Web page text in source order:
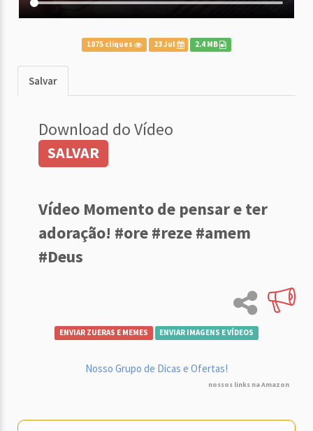
1075 cliques 23 Jul 2.4 MB
Salvar
Download do Vídeo
SALVAR
Vídeo Momento de pensar e ter
adoração! #ore #reze #amem
#Deus
ENVIAR ZUERAS E MEMES ENVIAR IMAGENS E VÍDEOS
Nosso Grupo de Dicas e Ofertas!
nossos links na Amazon